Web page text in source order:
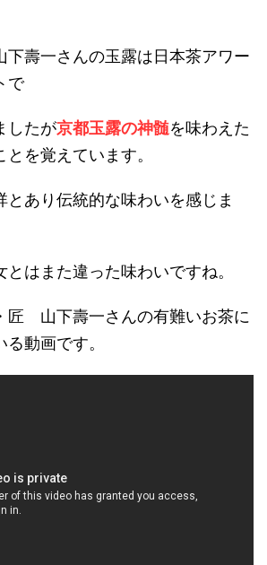
壽一さんの玉露は日本茶アワー
で
したが京都玉露の神髄を味わえた
を覚えています。
とあり伝統的な味わいを感じま
はまた違った味わいですね。
匠 山下壽一さんの有難いお茶に
動画です。